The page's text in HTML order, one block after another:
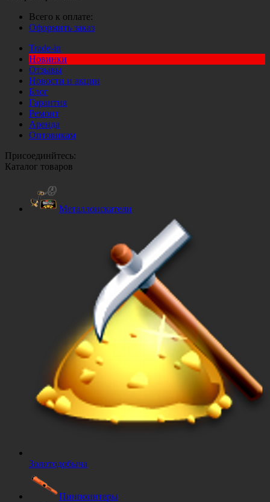
Всего к оплате:
Оформить заказ
Trade-in
Новинки
Отзывы
Новости и акции
Блог
Гарантия
Ремонт
Аренда
Оптовикам
Присоединйтесь:
Каталог товаров
Металлоискатели
Золотодобыча
Пинпоинтеры